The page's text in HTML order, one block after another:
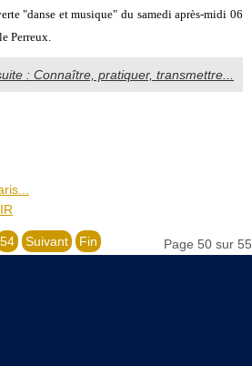
"danse et musique" du samedi après-midi 06
Perreux.
: Connaître, pratiquer, transmettre...
Page 50 sur 55
54 Suivant Fin